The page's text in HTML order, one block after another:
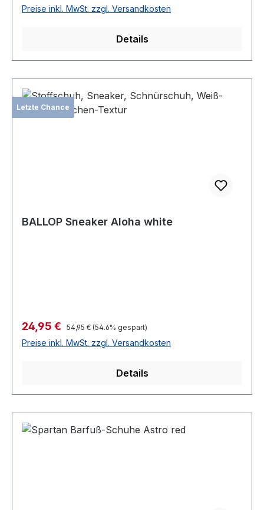
Preise inkl. MwSt. zzgl. Versandkosten
Details
Letzte Chance
BALLOP Sneaker Aloha white
Verkaufspreis:
24,95 € Regulärer Preis:
54,95 € (54.6% gespart)
Preise inkl. MwSt. zzgl. Versandkosten
Details